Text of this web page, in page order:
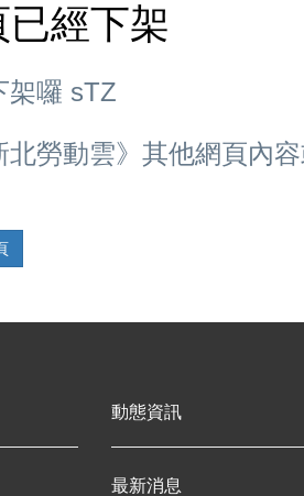
經下架
架囉 sTZ
勞動雲》其他網頁內
動態資訊
最新消息